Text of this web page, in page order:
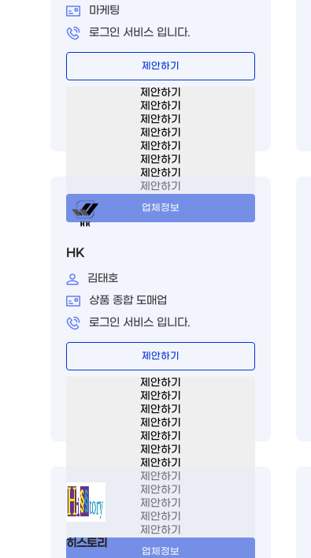
마케팅
로그인 서비스 입니다.
제안하기
제안하기
제안하기
제안하기
제안하기
제안하기
제안하기
제안하기
제안하기
업체정보
HK
김태호
상품 종합 도매업
로그인 서비스 입니다.
제안하기
제안하기
제안하기
제안하기
제안하기
제안하기
제안하기
제안하기
제안하기
제안하기
제안하기
제안하기
제안하기
업체정보
히스토리